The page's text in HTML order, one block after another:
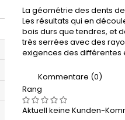
Toggle
Toggle
La géométrie des dents
Les résultats qui en
bois durs que tendres, et
très serrées avec des
exigences des différentes
Kommentare (0)
Rang
Aktuell keine Kunden-